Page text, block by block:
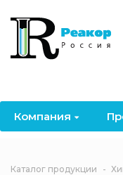
Компания
Назад
Компания
Лицензии
Назад
Продукция
OceanСhem
Назад
Направления
Отвердители
Назад
Информация
Акции
Каталог продукции